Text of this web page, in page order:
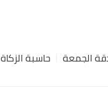
الجمعة حاسبة الزكاة